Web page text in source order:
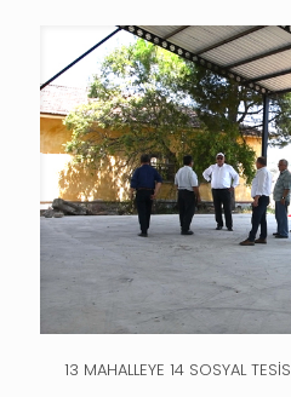
13 MAHALLEYE 14 SOSYAL TESİS